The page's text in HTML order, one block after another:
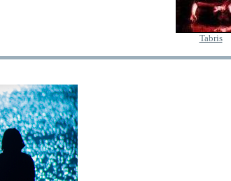
Tabris